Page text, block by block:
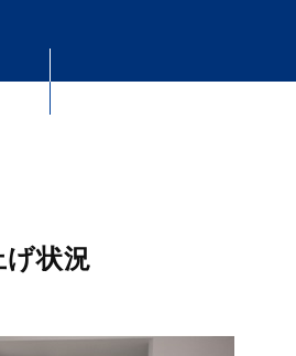
げ状況